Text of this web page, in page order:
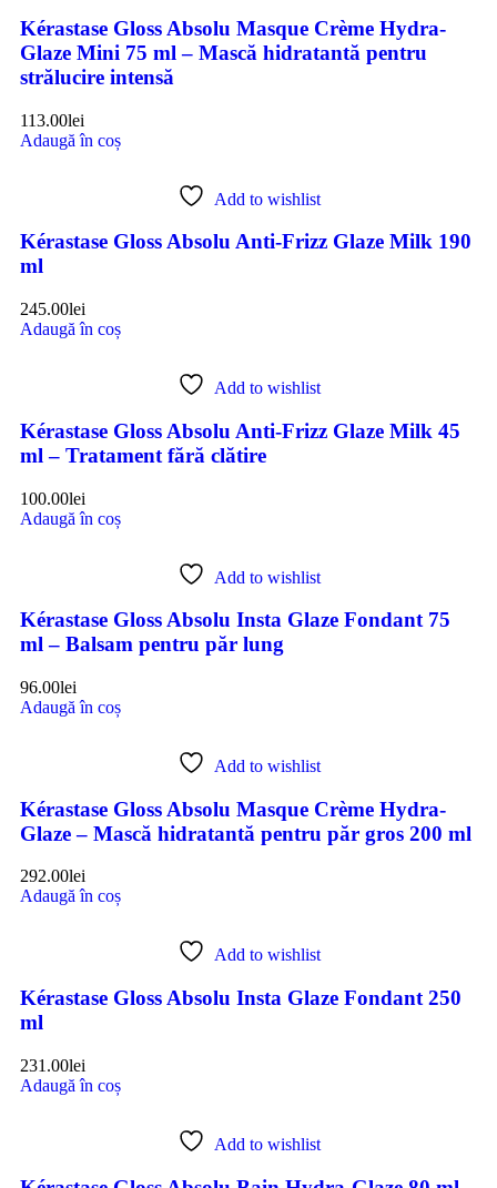
Kérastase Gloss Absolu Masque Crème Hydra-
Glaze Mini 75 ml – Mască hidratantă pentru
strălucire intensă
113.00lei
Adaugă în coș
Add to wishlist
Kérastase Gloss Absolu Anti-Frizz Glaze Milk 190
ml
245.00lei
Adaugă în coș
Add to wishlist
Kérastase Gloss Absolu Anti-Frizz Glaze Milk 45
ml – Tratament fără clătire
100.00lei
Adaugă în coș
Add to wishlist
Kérastase Gloss Absolu Insta Glaze Fondant 75
ml – Balsam pentru păr lung
96.00lei
Adaugă în coș
Add to wishlist
Kérastase Gloss Absolu Masque Crème Hydra-
Glaze – Mască hidratantă pentru păr gros 200 ml
292.00lei
Adaugă în coș
Add to wishlist
Kérastase Gloss Absolu Insta Glaze Fondant 250
ml
231.00lei
Adaugă în coș
Add to wishlist